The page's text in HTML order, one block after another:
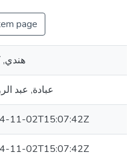
page
هندي,
عبادة, عبد
11-02T15:07:42Z
11-02T15:07:42Z